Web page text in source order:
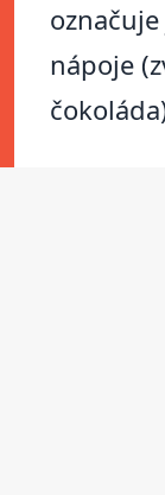
nápoje